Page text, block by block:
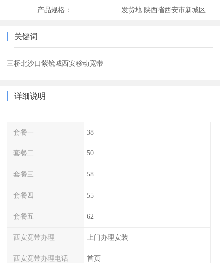
产品规格： 发货地:陕西省西安市新城区
关键词
三桥北沙口紫镜城西安移动宽带
详细说明
套餐一 38
套餐二 50
套餐三 58
套餐四 55
套餐五 62
西安宽带办理 上门办理安装
西安宽带办理电话 首页